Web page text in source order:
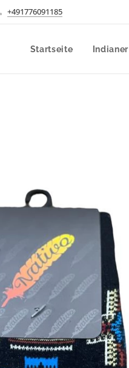
+491776091185
Startseite Indianer